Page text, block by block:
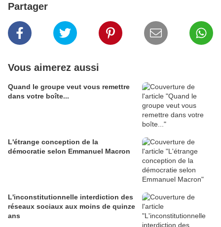
Partager
Vous aimerez aussi
Quand le groupe veut vous remettre
dans votre boîte...
L'étrange conception de la
démocratie selon Emmanuel Macron
L'inconstitutionnelle interdiction des
réseaux sociaux aux moins de quinze
ans